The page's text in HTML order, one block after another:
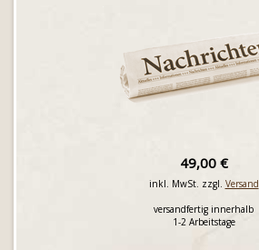
49,00 €
inkl. MwSt. zzgl. Versand
versandfertig innerhalb
1-2 Arbeitstage